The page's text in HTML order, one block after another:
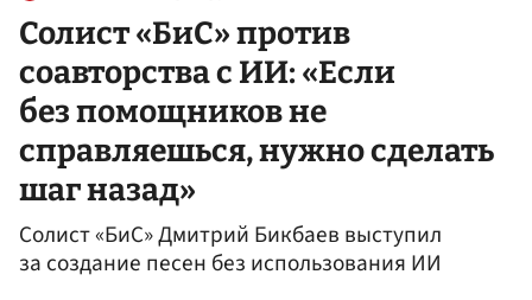
Солист «БиС» против
соавторства с ИИ: «Если
без помощников не
справляешься, нужно сделать
шаг назад»
Солист «БиС» Дмитрий Бикбаев выступил
за создание песен без использования ИИ